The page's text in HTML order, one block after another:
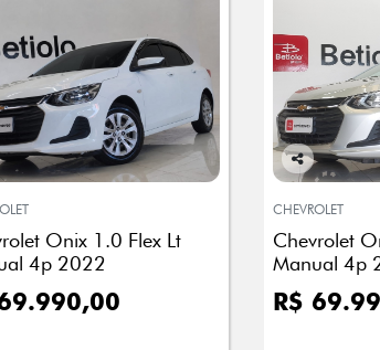
Onix 1.0 Flex Lt
4p 2022
Co
arti
lhe
CHEVROLET
Chevrolet
Manual 4p
R$